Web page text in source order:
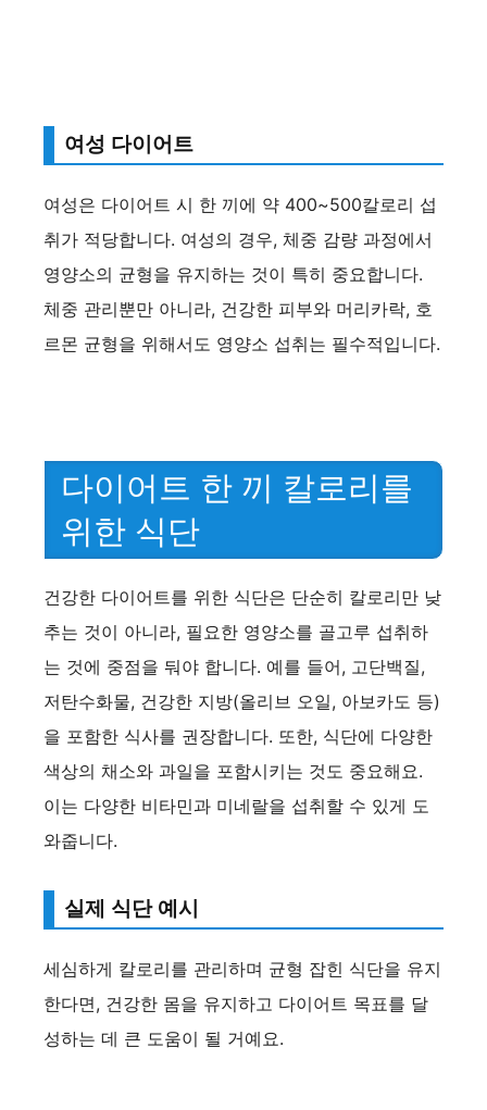
여성 다이어트
여성은 다이어트 시 한 끼에 약 400~500칼로리 섭
취가 적당합니다. 여성의 경우, 체중 감량 과정에서
영양소의 균형을 유지하는 것이 특히 중요합니다.
체중 관리뿐만 아니라, 건강한 피부와 머리카락, 호
르몬 균형을 위해서도 영양소 섭취는 필수적입니다.
다이어트 한 끼 칼로리를
위한 식단
건강한 다이어트를 위한 식단은 단순히 칼로리만 낮
추는 것이 아니라, 필요한 영양소를 골고루 섭취하
는 것에 중점을 둬야 합니다. 예를 들어, 고단백질,
저탄수화물, 건강한 지방(올리브 오일, 아보카도 등)
을 포함한 식사를 권장합니다. 또한, 식단에 다양한
색상의 채소와 과일을 포함시키는 것도 중요해요.
이는 다양한 비타민과 미네랄을 섭취할 수 있게 도
와줍니다.
실제 식단 예시
세심하게 칼로리를 관리하며 균형 잡힌 식단을 유지
한다면, 건강한 몸을 유지하고 다이어트 목표를 달
성하는 데 큰 도움이 될 거예요.